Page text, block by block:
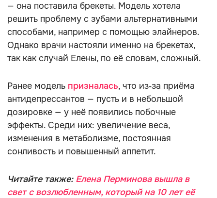
— она поставила брекеты. Модель хотела
решить проблему с зубами альтернативными
способами, например с помощью элайнеров.
Однако врачи настояли именно на брекетах,
так как случай Елены, по её словам, сложный.
Ранее модель призналась, что из‑за приёма
антидепрессантов — пусть и в небольшой
дозировке — у неё появились побочные
эффекты. Среди них: увеличение веса,
изменения в метаболизме, постоянная
сонливость и повышенный аппетит.
Читайте также: Елена Перминова вышла в
свет с возлюбленным, который на 10 лет её